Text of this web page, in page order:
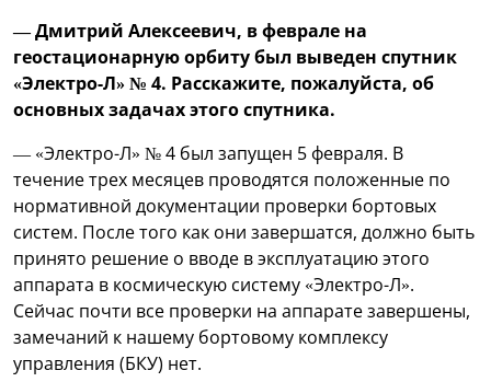
— Дмитрий Алексеевич, в феврале на
геостационарную орбиту был выведен спутник
«Электро-Л» № 4. Расскажите, пожалуйста, об
основных задачах этого спутника.
— «Электро-Л» № 4 был запущен 5 февраля. В
течение трех месяцев проводятся положенные по
нормативной документации проверки бортовых
систем. После того как они завершатся, должно быть
принято решение о вводе в эксплуатацию этого
аппарата в космическую систему «Электро-Л».
Сейчас почти все проверки на аппарате завершены,
замечаний к нашему бортовому комплексу
управления (БКУ) нет.